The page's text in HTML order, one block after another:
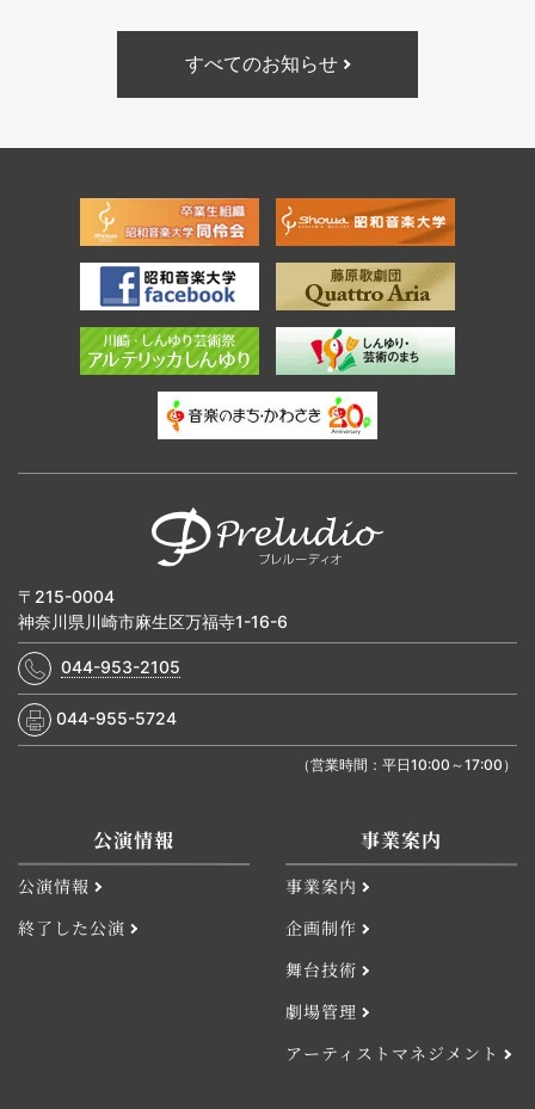
すべてのお知らせ
フッタ
〒215-0004
神奈川県川崎市麻生区万福寺1-16-6
044-953-2105
044-955-5724
（営業時間：平日10:00～17:00）
公演情報
公演情報
終了した公演
事業案内
事業案内
企画制作
舞台技術
劇場管理
アーティストマネジメント